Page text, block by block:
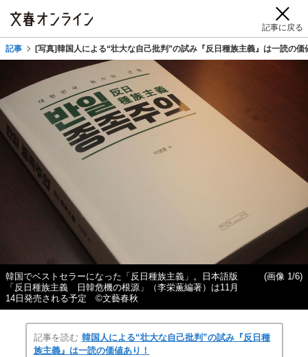
記事に戻る
記事 [写真]韓国人による“壮大な自己批判”の試み『反日種族主義』は一読の価
韓国でベストセラーになった「反日種族主義」。日本語版
「反日種族主義 日韓危機の根源」（李栄薫編著）は11月
14日発売される予定 ©文藝春秋
(画像 1/6)
記事を読む 韓国人による“壮大な自己批判”の試み『反日種
族主義』は一読の価値あり！